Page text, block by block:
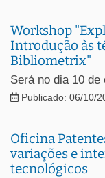
Workshop
Introdução às
Bibliometrix"
Será no dia 10
Publicado: 06/10/
Oficina
variações e
tecnológicos